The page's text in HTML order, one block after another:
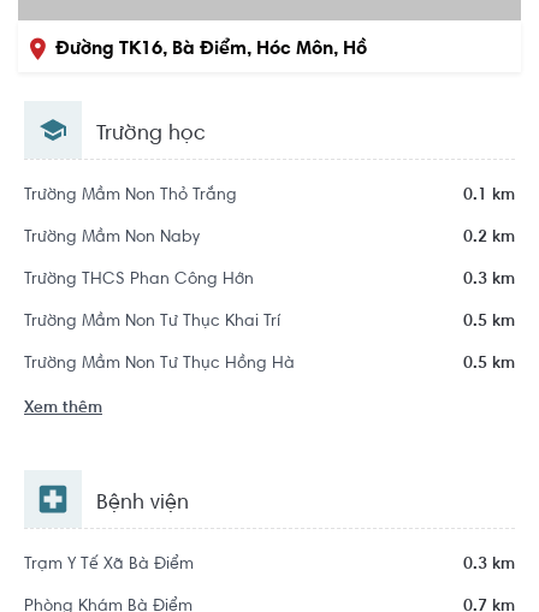
Đường TK16, Bà Điểm, Hóc Môn, Hồ
Trường học
Trường Mầm Non Thỏ Trắng 0.1 km
Trường Mầm Non Naby 0.2 km
Trường THCS Phan Công Hớn 0.3 km
Trường Mầm Non Tư Thục Khai Trí 0.5 km
Trường Mầm Non Tư Thục Hồng Hà 0.5 km
Xem thêm
Bệnh viện
Trạm Y Tế Xã Bà Điểm 0.3 km
Phòng Khám Bà Điểm 0.7 km